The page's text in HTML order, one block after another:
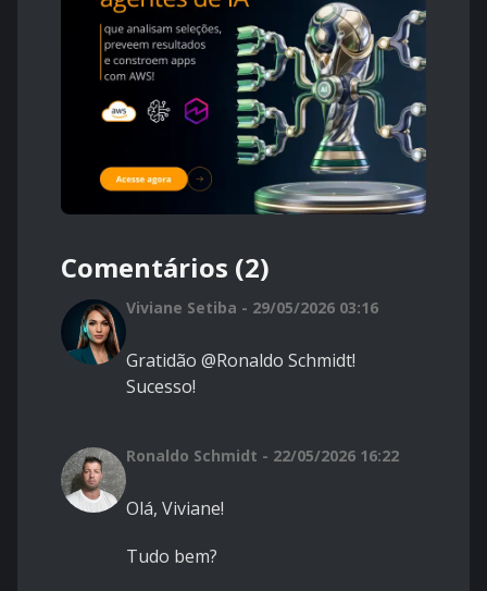
Comentários (2)
Viviane Setiba - 29/05/2026 03:16
Gratidão @Ronaldo Schmidt!
Sucesso!
Ronaldo Schmidt - 22/05/2026 16:22
Olá, Viviane!
Tudo bem?